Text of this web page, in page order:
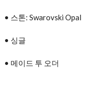
• 스톤: Swarovski Opal
• 싱글
• 메이드 투 오더